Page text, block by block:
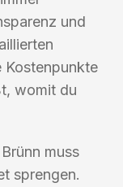
und
Kostenpunkte
womit du
muss
sprengen.